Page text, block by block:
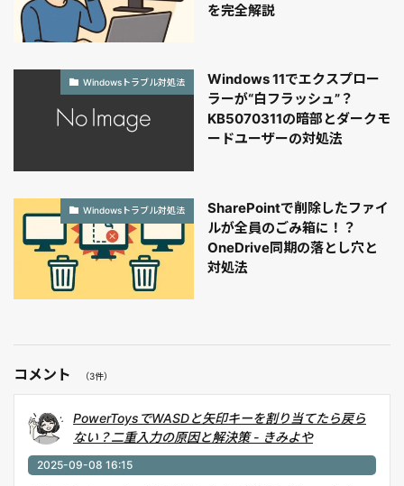
を完全解説
Windowsトラブル対処法
Windows 11でエクスプロー
ラーが“白フラッシュ”？
KB5070311の暗部とダークモ
ードユーザーの対処法
Windowsトラブル対処法
SharePointで削除したファイ
ルが全員のごみ箱に！？
OneDrive同期の落とし穴と
対処法
コメント （3件）
PowerToysでWASDと矢印キーを割り当てたら戻ら
ない？二重入力の原因と解決策 - きみよや
2025-09-08 16:15